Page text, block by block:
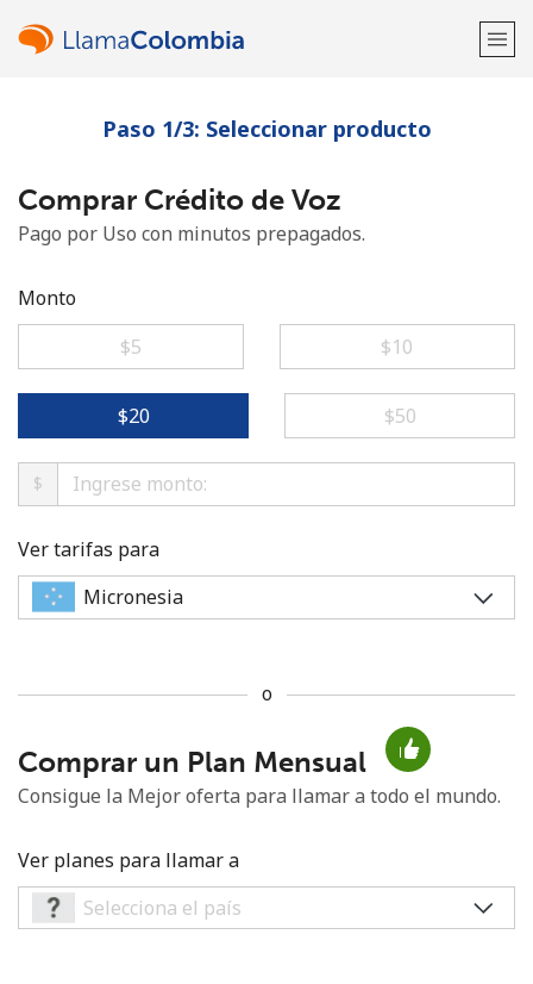
¡Bienvenido!
¿Ya tienes una cuenta?Inicia sesión →
No se ha creado una contraseña
Mínimo 8 caracteres
Una letra mayúscula y una minúscula
Un número
Paso 1/3: Seleccionar producto
Comprar Crédito de Voz
Pago por Uso con minutos prepagados.
Monto
⁦$5⁩
⁦$10⁩
⁦$20⁩ ⁦$50⁩
$
Ver tarifas para
o
Comprar un Plan Mensual
Consigue la Mejor oferta para llamar a todo el mundo.
Ver planes para llamar a